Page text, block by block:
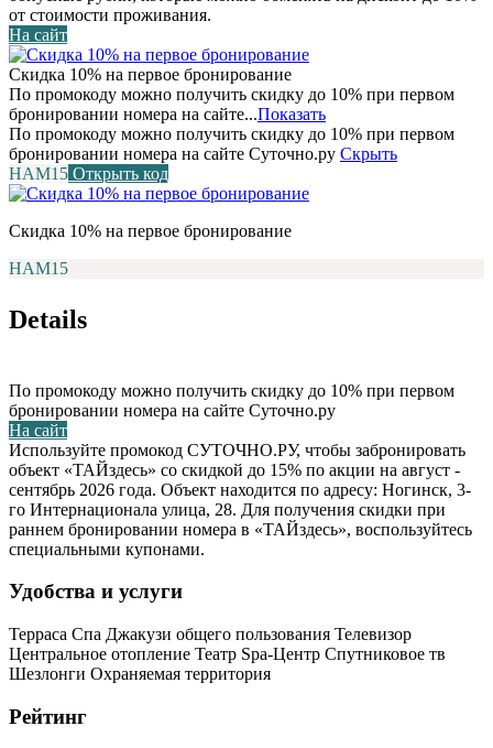
от стоимости проживания.
На сайт
Скидка 10% на первое бронирование
По промокоду можно получить скидку до 10% при первом
бронировании номера на сайте...Показать
По промокоду можно получить скидку до 10% при первом
бронировании номера на сайте Суточно.ру Скрыть
НАМ15 Открыть код
Скидка 10% на первое бронирование
НАМ15
Details
По промокоду можно получить скидку до 10% при первом
бронировании номера на сайте Суточно.ру
На сайт
Используйте промокод СУТОЧНО.РУ, чтобы забронировать
объект «ТАЙздесь» со скидкой до 15% по акции на август -
сентябрь 2026 года. Объект находится по адресу: Ногинск, 3-
го Интернационала улица, 28. Для получения скидки при
раннем бронировании номера в «ТАЙздесь», воспользуйтесь
специальными купонами.
Удобства и услуги
Терраса Спа Джакузи общего пользования Телевизор
Центральное отопление Театр Spa-Центр Спутниковое тв
Шезлонги Охраняемая территория
Рейтинг